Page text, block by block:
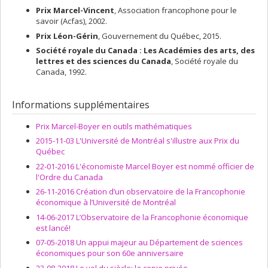
Galbraith, Ngo Van Long , Russell Davidson Licun Xue
Francisco Alvarez-Cuadrado,Markus Poschke,Daniel
Barczyk ,Simon Van Norden
Benchekroun,Nikolay Gospodinov,Jorgen Hansen,
Eferosyni Diamantoudi,Ming Li, Dipjyoti Majumdar,Szilvia
Papai,Paul Gomme,Tatyana Koreshkova,Artem Prokhorov
Damba Lkhagvasuren
Fabian Lange,Jian Li,Pierre Lasserre
Sources de financement :FRQSC/Fonds de recherche du
Québec - Société et culture (FQRSC)
Programmes de subvention :
PV129894-(RG) Programme
Regroupements stratégiques
Prix Marcel-Vincent, Association francophone pour le
savoir (Acfas), 2002.
Prix Léon-Gérin, Gouvernement du Québec, 2015.
Société royale du Canada : Les Académies des arts, des
lettres et des sciences du Canada, Société royale du
Canada, 1992.
Informations supplémentaires
Prix Marcel-Boyer en outils mathématiques
2015-11-03 L'Université de Montréal s'illustre aux Prix du
Québec
22-01-2016 L'économiste Marcel Boyer est nommé officier de
l'Ordre du Canada
26-11-2016 Création d’un observatoire de la Francophonie
économique à l’Université de Montréal
14-06-2017 L’Observatoire de la Francophonie économique
est lancé!
07-05-2018 Un appui majeur au Département de sciences
économiques pour son 60e anniversaire